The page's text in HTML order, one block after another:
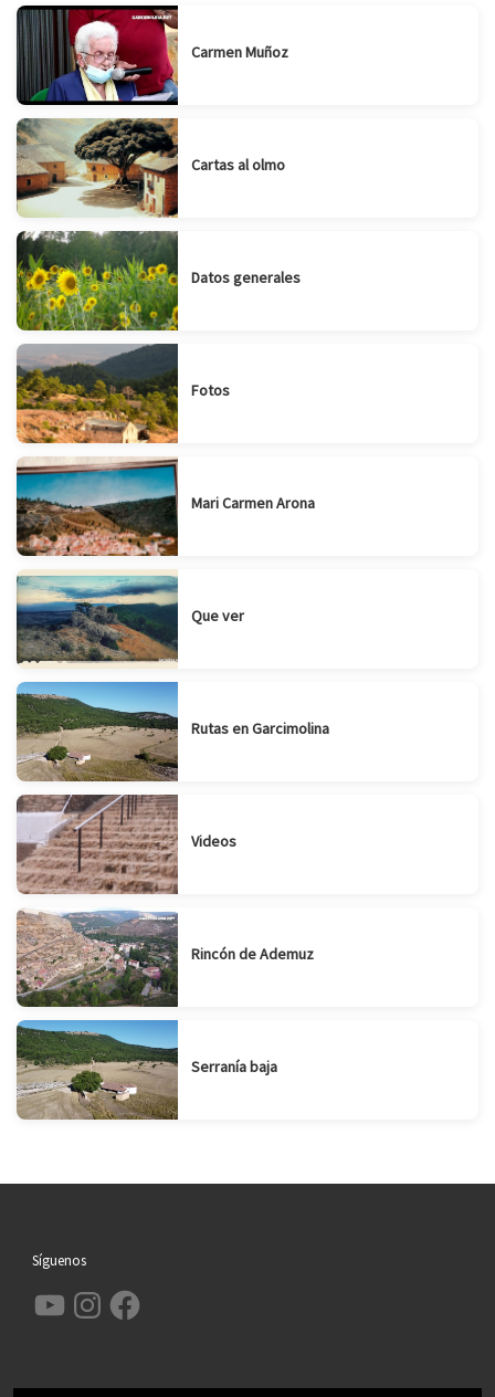
Carmen Muñoz
Cartas al olmo
Datos generales
Fotos
Mari Carmen Arona
Que ver
Rutas en Garcimolina
Videos
Rincón de Ademuz
Serranía baja
Síguenos
YouTube InstagramFacebook